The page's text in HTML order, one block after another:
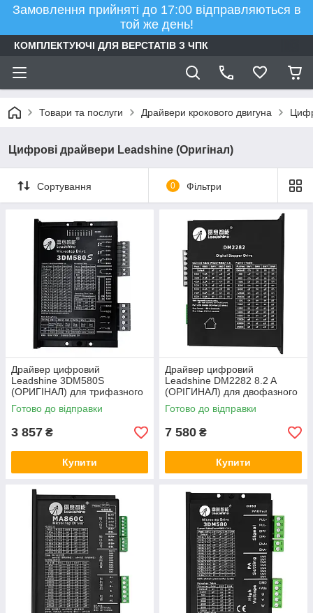
Замовлення прийняті до 17:00 відправляються в
той же день!
КОМПЛЕКТУЮЧІ ДЛЯ ВЕРСТАТІВ З ЧПК
Товари та послуги Драйвери крокового двигуна
Цифрові драйвери Leadshine (Оригінал)
Сортування 0 Фільтри
Драйвер цифровий
Leadshine 3DM580S
(ОРИГІНАЛ) для трифазного
крокового двигуна
Готово до відправки
3 857 ₴
Купити
Драйвер цифровий
Leadshine DM2282 8.2 A
(ОРІГИНАЛ) для двофазного
крокового двигуна
Готово до відправки
7 580 ₴
Купити